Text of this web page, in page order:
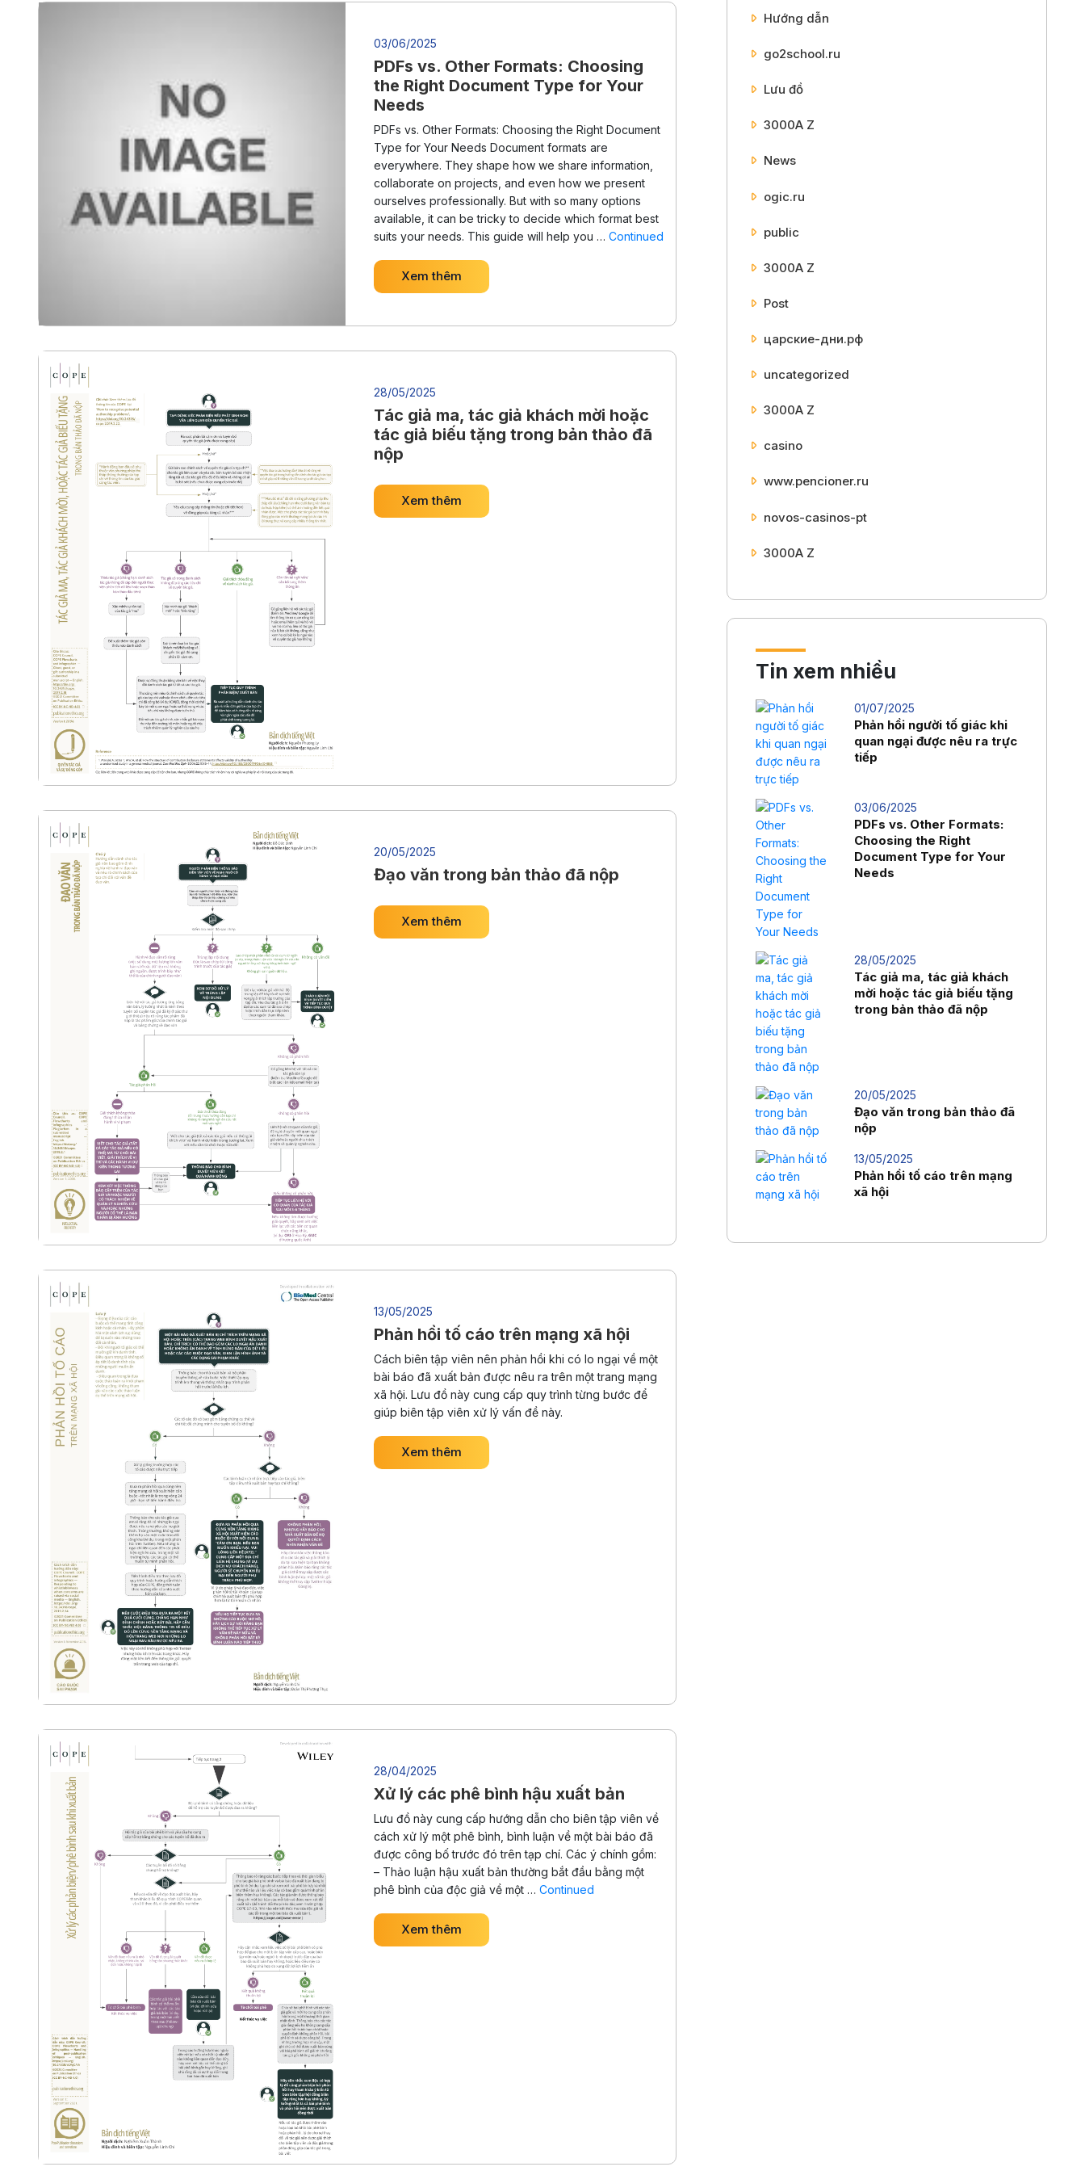
03/06/2025
PDFs vs. Other Formats: Choosing
the Right Document Type for Your
Needs
PDFs vs. Other Formats: Choosing the Right Document
Type for Your Needs Document formats are
everywhere. They shape how we share information,
collaborate on projects, and even how we present
ourselves professionally. But with so many options
available, it can be tricky to decide which format best
suits your needs. This guide will help you … Continued
Xem thêm
28/05/2025
Tác giả ma, tác giả khách mời hoặc
tác giả biếu tặng trong bản thảo đã
nộp
Xem thêm
20/05/2025
Đạo văn trong bản thảo đã nộp
Xem thêm
13/05/2025
Phản hồi tố cáo trên mạng xã hội
Cách biên tập viên nên phản hồi khi có lo ngại về một
bài báo đã xuất bản được nêu ra trên một trang mạng
xã hội. Lưu đồ này cung cấp quy trình từng bước để
giúp biên tập viên xử lý vấn đề này.
Xem thêm
28/04/2025
Xử lý các phê bình hậu xuất bản
Lưu đồ này cung cấp hướng dẫn cho biên tập viên về
cách xử lý một phê bình, bình luận về một bài báo đã
được công bố trước đó trên tạp chí. Các ý chính gồm:
– Thảo luận hậu xuất bản thường bắt đầu bằng một
phê bình của độc giả về một … Continued
Xem thêm
Hướng dẫn
go2school.ru
Lưu đồ
3000A Z
News
ogic.ru
public
3000A Z
Post
царские-дни.рф
uncategorized
3000A Z
casino
www.pencioner.ru
novos-casinos-pt
3000A Z
Tin xem nhiều
01/07/2025
Phản hồi người tố giác khi
quan ngại được nêu ra trực
tiếp
03/06/2025
PDFs vs. Other Formats:
Choosing the Right
Document Type for Your
Needs
28/05/2025
Tác giả ma, tác giả khách
mời hoặc tác giả biếu tặng
trong bản thảo đã nộp
20/05/2025
Đạo văn trong bản thảo đã
nộp
13/05/2025
Phản hồi tố cáo trên mạng
xã hội